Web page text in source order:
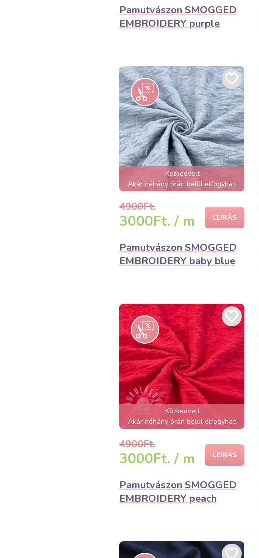
Pamutvászon SMOGGED
EMBROIDERY purple
Közkedvelt
Akár néhány órán belül elfogyhat!
4900Ft.
3000Ft. / m LEÍRÁS
Pamutvászon SMOGGED
EMBROIDERY baby blue
Közkedvelt
Akár néhány órán belül elfogyhat!
4900Ft.
3000Ft. / m LEÍRÁS
Pamutvászon SMOGGED
EMBROIDERY peach